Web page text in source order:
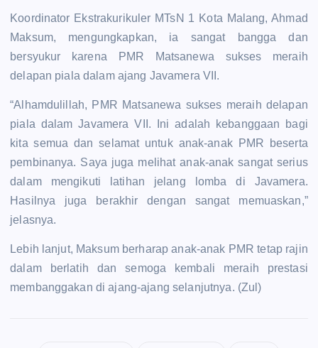
Koordinator Ekstrakurikuler MTsN 1 Kota Malang, Ahmad
Maksum, mengungkapkan, ia sangat bangga dan
bersyukur karena PMR Matsanewa sukses meraih
delapan piala dalam ajang Javamera VII.
“Alhamdulillah, PMR Matsanewa sukses meraih delapan
piala dalam Javamera VII. Ini adalah kebanggaan bagi
kita semua dan selamat untuk anak-anak PMR beserta
pembinanya. Saya juga melihat anak-anak sangat serius
dalam mengikuti latihan jelang lomba di Javamera.
Hasilnya juga berakhir dengan sangat memuaskan,”
jelasnya.
Lebih lanjut, Maksum berharap anak-anak PMR tetap rajin
dalam berlatih dan semoga kembali meraih prestasi
membanggakan di ajang-ajang selanjutnya. (Zul)